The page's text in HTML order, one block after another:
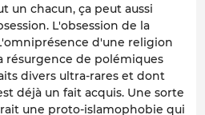
un chacun, ça peut aussi
L'obsession de la
d'une religion
résurgence de polémiques
divers ultra-rares et dont
déjà un fait acquis. Une sorte
une proto-islamophobie qui